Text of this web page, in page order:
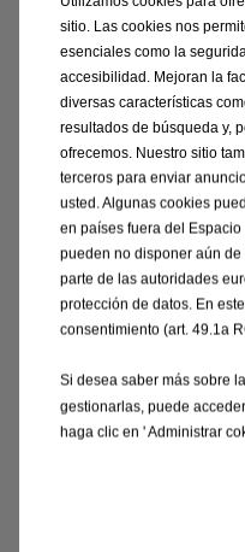
Lujo sin compasión.
Llantas de aleación
ADAS - Park
Faros Full Led
Sensor de punto
Asientos AGR -
Active Safety
emergencia
sitio. Las cookies nos
esenciales como la
accesibilidad. Mejoran la
diversas características
resultados de búsqueda y,
ofrecemos. Nuestro sitio
terceros para enviar
usted. Algunas cookies
en países fuera del
pueden no disponer aún
parte de las autoridades
protección de datos. En
consentimiento (art. 49.1a
Si desea saber más sobre
gestionarlas, puede
haga clic en ' Administrar